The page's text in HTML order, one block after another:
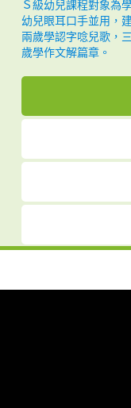
Ｓ級幼兒課程對象為
幼兒眼耳口手並用，
兩歲學認字唸兒歌，
歲學作文解篇章。